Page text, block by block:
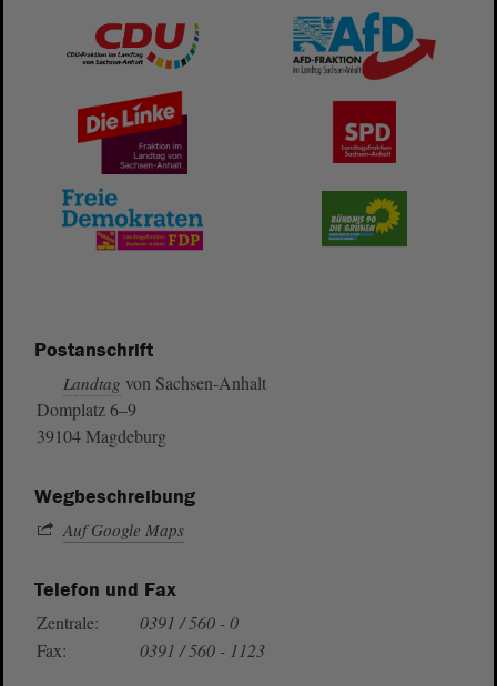
Postanschrift
Landtag von Sachsen-Anhalt
Domplatz 6–9
39104 Magdeburg
Wegbeschreibung
Auf Google Maps
Telefon und Fax
Zentrale:
0391 / 560 - 0
Fax:
0391 / 560 - 1123